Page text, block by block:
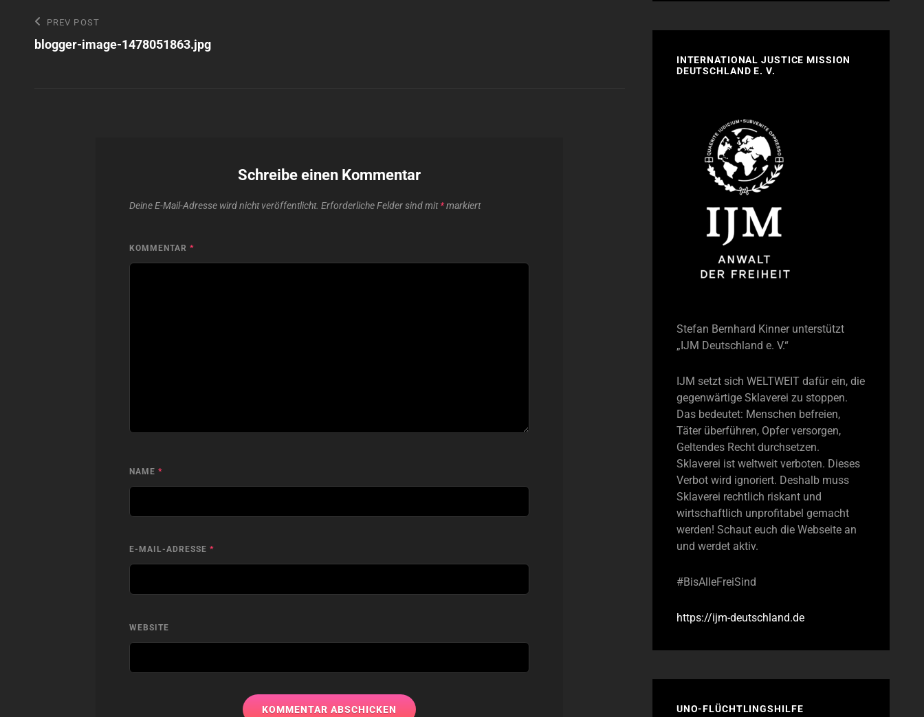
Beitragsnavigation
Previous
Post
PREV POST
blogger-image-1478051863.jpg
Schreibe einen Kommentar
Deine E-Mail-Adresse wird nicht veröffentlicht. Erforderliche Felder sind mit*markiert
KOMMENTAR*
NAME*
E-MAIL-ADRESSE*
WEBSITE
INTERNATIONAL JUSTICE MISSION
DEUTSCHLAND E. V.
Stefan Bernhard Kinner unterstützt
„IJM Deutschland e. V.“
IJM setzt sich WELTWEIT dafür ein, die
gegenwärtige Sklaverei zu stoppen.
Das bedeutet: Menschen befreien,
Täter überführen, Opfer versorgen,
Geltendes Recht durchsetzen.
Sklaverei ist weltweit verboten. Dieses
Verbot wird ignoriert. Deshalb muss
Sklaverei rechtlich riskant und
wirtschaftlich unprofitabel gemacht
werden! Schaut euch die Webseite an
und werdet aktiv.
#BisAlleFreiSind
https://ijm-deutschland.de
UNO-FLÜCHTLINGSHILFE